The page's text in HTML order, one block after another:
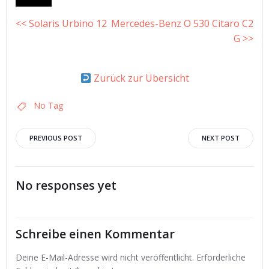
<< Solaris Urbino 12 Mercedes-Benz O 530 Citaro C2
G >>
Zurück zur Übersicht
No Tag
Post
navigation
PREVIOUS POST
navigation
NEXT POST
No responses yet
Schreibe einen Kommentar
Deine E-Mail-Adresse wird nicht veröffentlicht. Erforderliche